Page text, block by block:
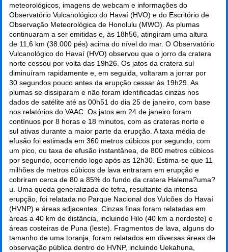
meteorológicos, imagens de webcam e informações do
Observatório Vulcanológico do Havaí (HVO) e do Escritório de
Observação Meteorológica de Honolulu (MWO). As plumas
continuaram a ser emitidas e, às 18h56, atingiram uma altura
de 11,6 km (38.000 pés) acima do nível do mar. O Observatório
Vulcanológico do Havaí (HVO) observou que o jorro da cratera
norte cessou por volta das 19h26. Os jatos da cratera sul
diminuíram rapidamente e, em seguida, voltaram a jorrar por
30 segundos pouco antes da erupção cessar às 19h29. As
plumas se dissiparam e não foram identificadas cinzas nos
dados de satélite até as 00h51 do dia 25 de janeiro, com base
nos relatórios do VAAC. Os jatos em 24 de janeiro foram
contínuos por 8 horas e 18 minutos, com as crateras norte e
sul ativas durante a maior parte da erupção. A taxa média de
efusão foi estimada em 360 metros cúbicos por segundo, com
um pico, ou taxa de efusão instantânea, de 800 metros cúbicos
por segundo, ocorrendo logo após as 12h30. Estima-se que 11
milhões de metros cúbicos de lava entraram em erupção e
cobriram cerca de 80 a 85% do fundo da cratera Halema?uma?
u. Uma queda generalizada de tefra, resultante da intensa
erupção, foi relatada no Parque Nacional dos Vulcões do Havaí
(HVNP) e áreas adjacentes. Cinzas finas foram relatadas em
áreas a 40 km de distância, incluindo Hilo (40 km a nordeste) e
áreas costeiras de Puna (leste). Fragmentos de lava, alguns do
tamanho de uma toranja, foram relatados em diversas áreas de
observação pública dentro do HVNP, incluindo Uekahuna,